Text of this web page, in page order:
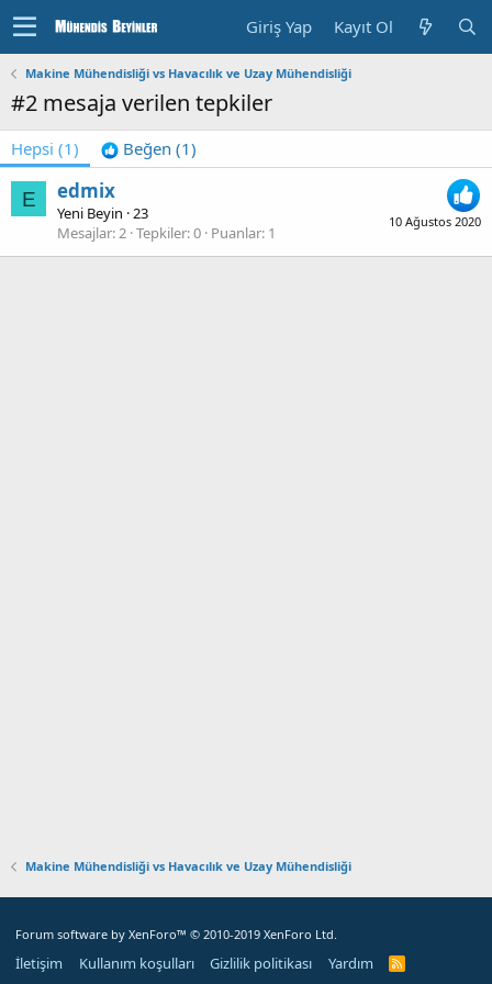
Giriş Yap Kayıt Ol
Makine Mühendisliği vs Havacılık ve Uzay Mühendisliği
#2 mesaja verilen tepkiler
Hepsi (1) Beğen (1)
E
10 Ağustos 2020
edmix
Yeni Beyin ·23
Mesajlar 2 Tepkiler 0 Puanlar 1
Makine Mühendisliği vs Havacılık ve Uzay Mühendisliği
Forum software by XenForo™ © 2010-2019 XenForo Ltd.
İletişim Kullanım koşulları Gizlilik politikası Yardım
R